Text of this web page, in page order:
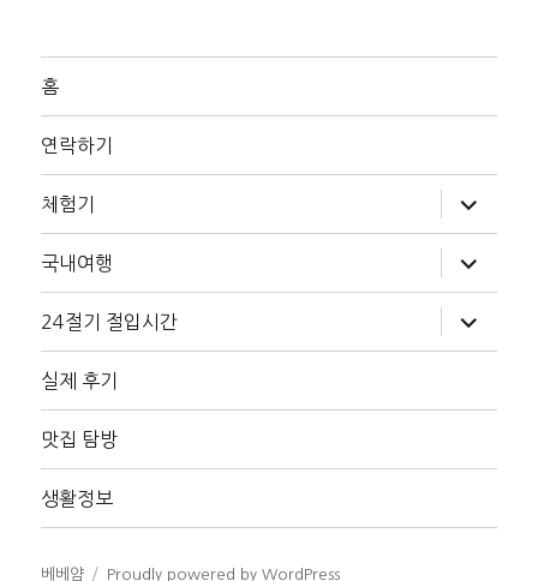
홈
연락하기
체험기
위
메
확
장
국내여행
위
메
확
장
24절기 절입시간
위
메
장
실제 후기
맛집 탐방
생활정보
베베얌 Proudly powered by WordPress